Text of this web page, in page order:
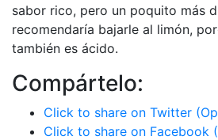
sabor rico, pero un poquito más
recomendaría bajarle al limón,
también es ácido.
Compártelo:
Click to share on Twitter
Click to share on Facebook